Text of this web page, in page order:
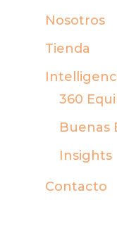
Nosotros
Tienda
360
Buenas
Insights
Contacto